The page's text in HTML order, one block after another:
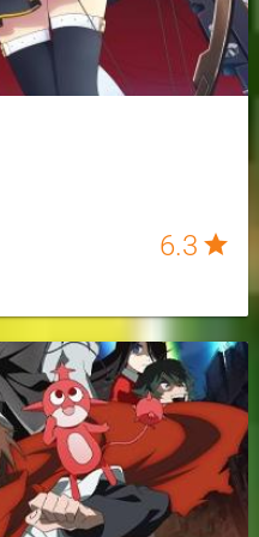
6.3 star